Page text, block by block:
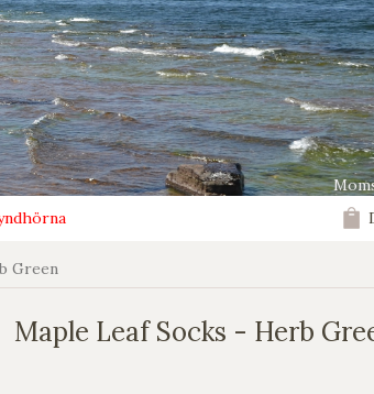
Green
Maple Leaf Socks - Herb